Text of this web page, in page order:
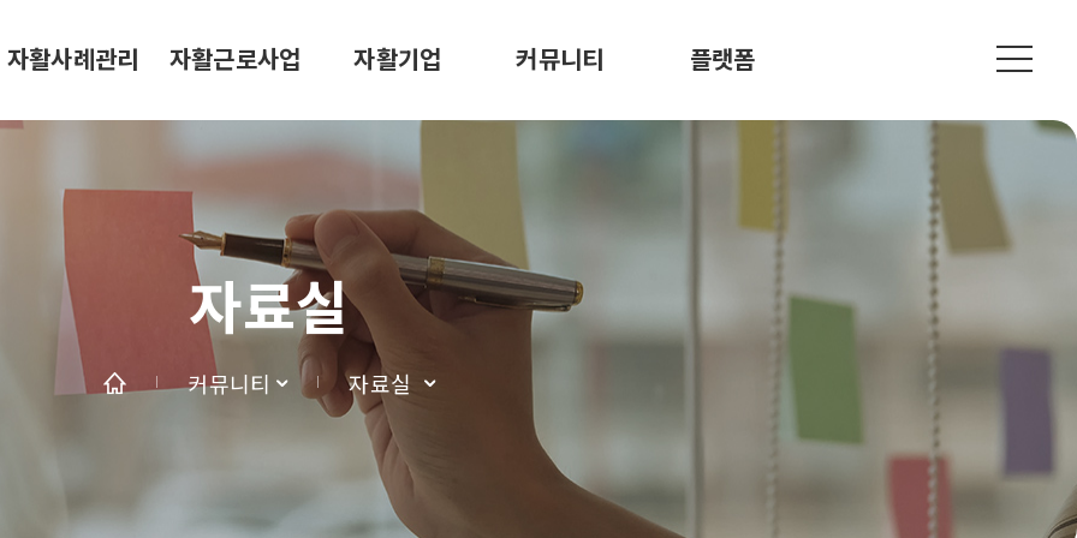
자활사례관리 자활근로사업 자활기업 커뮤니티 플랫폼
자료실
커뮤니티 자료실